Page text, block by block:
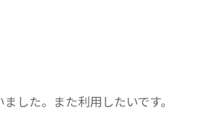
した。また利用したいです。